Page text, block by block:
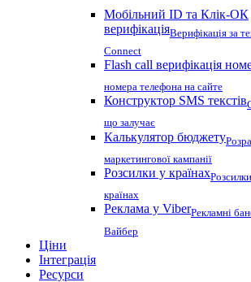
Мобільний ID та Клік-ОК
верифікаціяВерифікація за
Connect
Flash call верифікація
номера телефона на сайте
Конструктор SMS текстів
що залучає
Калькулятор бюджету
маркетингової кампанії
Розсилки у країнах
країнах
Реклама у ViberРекламні
Вайбер
Ціни
Інтеграція
Ресурси